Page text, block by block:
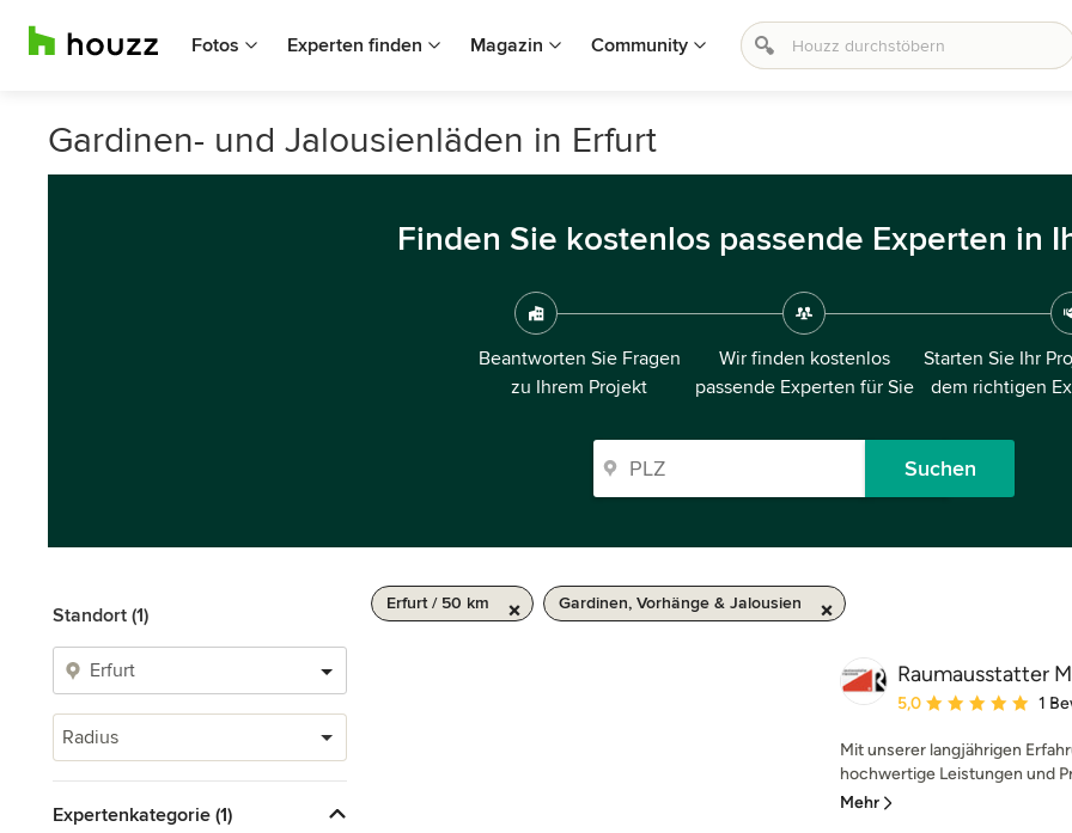
Fotos Experten finden Magazin Community
Gardinen- und Jalousienläden in Erfurt
Finden Sie kostenlos passende Experten in
Beantworten Sie Fragen
zu Ihrem Projekt
Wir finden kostenlos
passende Experten für Sie
Starten Sie Ihr
dem richtigen
Suchen
Standort (1)
Radius
Expertenkategorie (1)
Erfurt / 50 km Gardinen, Vorhänge & Jalousien
Raumausstatter
Durchschnittliche
5,0 1
Mit unserer langjährigen
hochwertige Leistungen und
Mehr